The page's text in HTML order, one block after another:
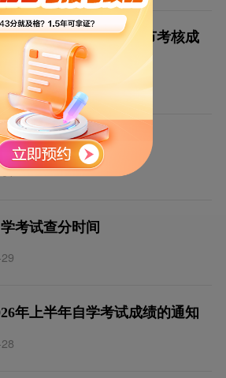
学考试实践性学习环节考核成
考试查分时间
考试查分时间
年上半年自学考试成绩的通知